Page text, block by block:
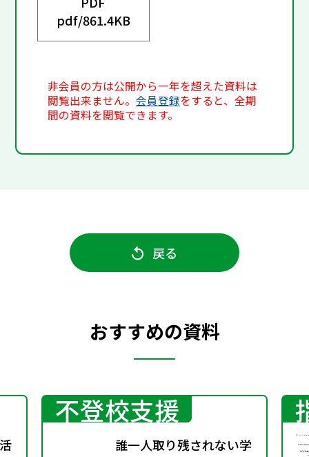
pdf/861.4KB
非会員の方は公開から一年を超えた資料は
閲覧出来ません。会員登録をすると、全期
間の資料を閲覧できます。
戻る
おすすめの資料
不登校支援
誰一人取り残されない学